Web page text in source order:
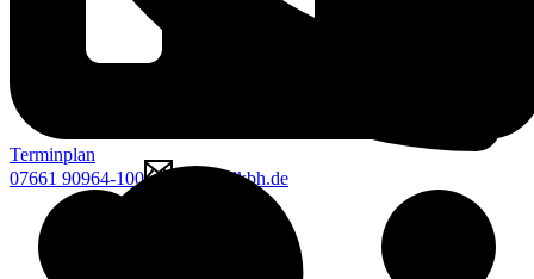
Terminplan
07661 90964-100 mcgk@lkbh.de